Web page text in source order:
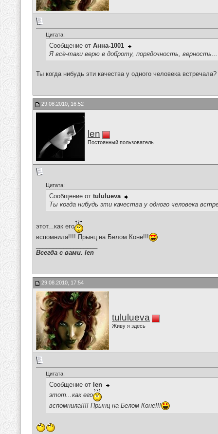
Цитата:
Сообщение от Анна-1001
Я всё-таки верю в доброту, порядочность, верность...
Ты когда нибудь эти качества у одного человека встречала?
29.08.2010, 16:52
len
Постоянный пользователь
Цитата:
Сообщение от tululueva
Ты когда нибудь эти качества у одного человека
этот...как его
вспомнила!!!! Прынц на Белом Коне!!!
Всегда с вами. len
29.08.2010, 17:54
tululueva
Живу я здесь
Цитата:
Сообщение от len
этот...как его
вспомнила!!!! Прынц на Белом Коне!!!